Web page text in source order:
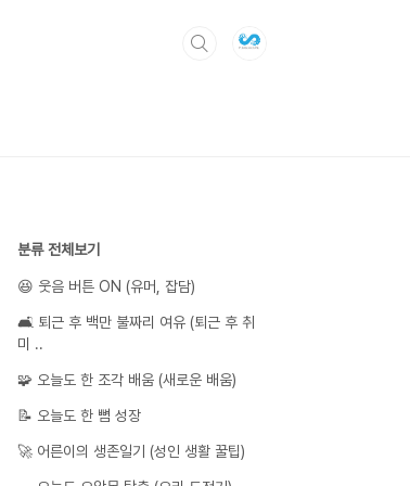
분류 전체보기
😆 웃음 버튼 ON (유머, 잡담)
🛋️ 퇴근 후 백만 불짜리 여유 (퇴근 후 취
미 ..
🧩 오늘도 한 조각 배움 (새로운 배움)
📝 오늘도 한 뼘 성장
🚀 어른이의 생존일기 (성인 생활 꿀팁)